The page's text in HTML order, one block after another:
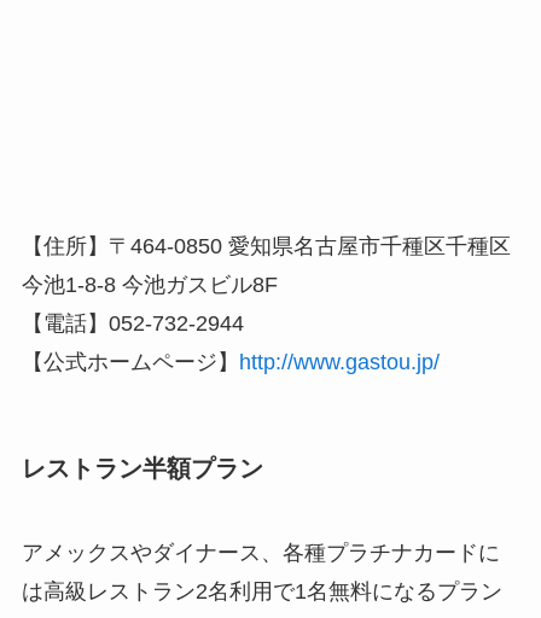
【住所】〒464-0850 愛知県名古屋市千種区千種区
今池1-8-8 今池ガスビル8F
【電話】052-732-2944
【公式ホームページ】
http://www.gastou.jp/
レストラン半額プラン
アメックスやダイナース、各種プラチナカードに
は高級レストラン2名利用で1名無料になるプラン